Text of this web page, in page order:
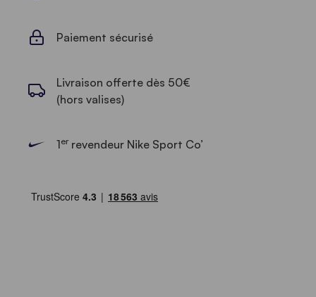
Paiement sécurisé
Livraison offerte dès 50€
(hors valises)
1errevendeur Nike Sport Co’